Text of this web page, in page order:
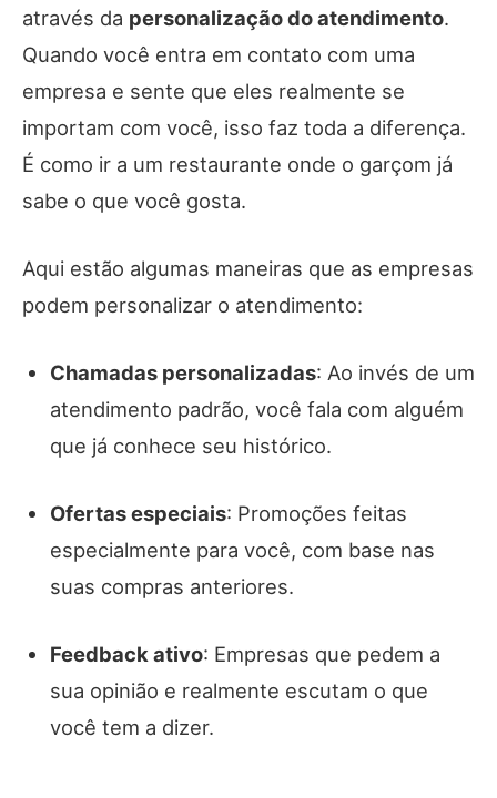
através da personalização do atendimento.
Quando você entra em contato com uma
empresa e sente que eles realmente se
importam com você, isso faz toda a diferença.
É como ir a um restaurante onde o garçom já
sabe o que você gosta.
Aqui estão algumas maneiras que as empresas
podem personalizar o atendimento:
Chamadas personalizadas: Ao invés de um
atendimento padrão, você fala com alguém
que já conhece seu histórico.
Ofertas especiais: Promoções feitas
especialmente para você, com base nas
suas compras anteriores.
Feedback ativo: Empresas que pedem a
sua opinião e realmente escutam o que
você tem a dizer.